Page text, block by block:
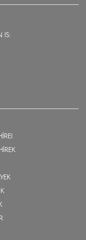
IS: